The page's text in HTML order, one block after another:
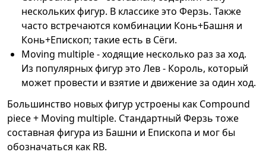
нескольких фигур. В классике это Ферзь. Также
часто встречаются комбинации Конь+Башня и
Конь+Епископ; такие есть в Сёги.
Moving multiple - ходящие несколько раз за ход.
Из популярных фигур это Лев - Король, который
может провести и взятие и движение за один ход.
Большинство новых фигур устроены как Compound
piece + Moving multiple. Стандартный Ферзь тоже
составная фигура из Башни и Епископа и мог бы
обозначаться как RB.